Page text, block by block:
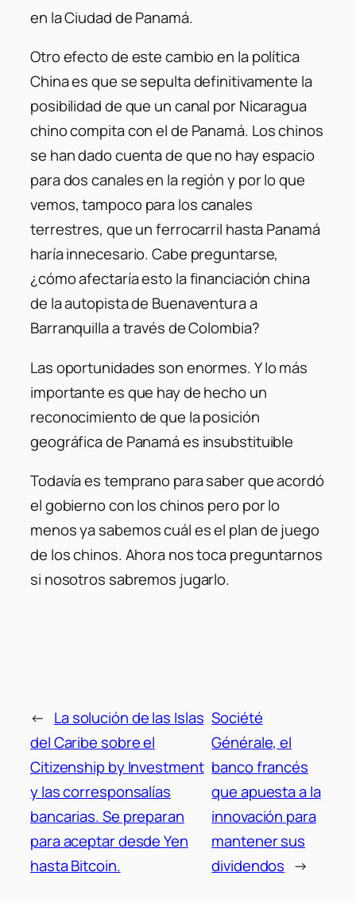
en la Ciudad de Panamá.
Otro efecto de este cambio en la política
China es que se sepulta definitivamente la
posibilidad de que un canal por Nicaragua
chino compita con el de Panamá. Los chinos
se han dado cuenta de que no hay espacio
para dos canales en la región y por lo que
vemos, tampoco para los canales
terrestres, que un ferrocarril hasta Panamá
haría innecesario. Cabe preguntarse,
¿cómo afectaría esto la financiación china
de la autopista de Buenaventura a
Barranquilla a través de Colombia?
Las oportunidades son enormes. Y lo más
importante es que hay de hecho un
reconocimiento de que la posición
geográfica de Panamá es insubstituible
Todavía es temprano para saber que acordó
el gobierno con los chinos pero por lo
menos ya sabemos cuál es el plan de juego
de los chinos. Ahora nos toca preguntarnos
si nosotros sabremos jugarlo.
← La solución de las Islas
del Caribe sobre el
Citizenship by Investment
y las corresponsalías
bancarias. Se preparan
para aceptar desde Yen
hasta Bitcoin.
Société
Générale, el
banco francés
que apuesta a la
innovación para
mantener sus
dividendos →